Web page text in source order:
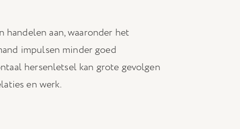
aan, waaronder het
impulsen minder goed
hersenletsel kan grote gevolgen
en werk.